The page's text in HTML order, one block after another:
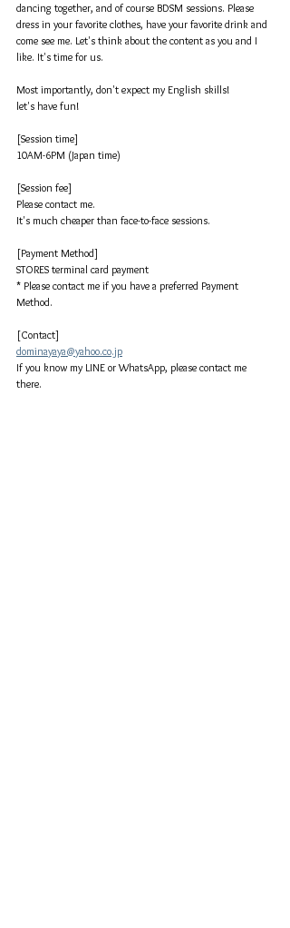
dancing together, and of course BDSM sessions. Please
dress in your favorite clothes, have your favorite drink and
come see me. Let's think about the content as you and I
like. It's time for us.
Most importantly, don't expect my English skills!
let's have fun!
[Session time]
10AM-6PM (Japan time)
[Session fee]
Please contact me.
It's much cheaper than face-to-face sessions.
[Payment Method]
STORES terminal card payment
* Please contact me if you have a preferred Payment
Method.
[Contact]
dominayaya@yahoo.co.jp
If you know my LINE or WhatsApp, please contact me
there.